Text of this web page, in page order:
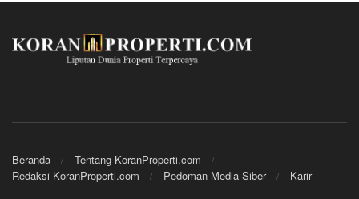
Beranda
Tentang KoranProperti.com
Redaksi KoranProperti.com
Pedoman Media Siber Karir